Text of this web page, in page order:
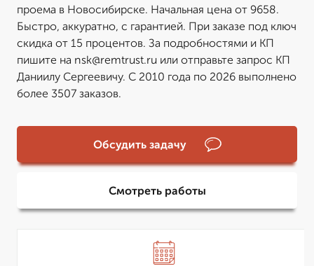
проема в Новосибирске. Начальная цена от 9658.
Быстро, аккуратно, с гарантией. При заказе под ключ
скидка от 15 процентов. За подробностями и КП
пишите на nsk@remtrust.ru или отправьте запрос КП
Даниилу Сергеевичу. С 2010 года по 2026 выполнено
более 3507 заказов.
Обсудить задачу
Смотреть работы